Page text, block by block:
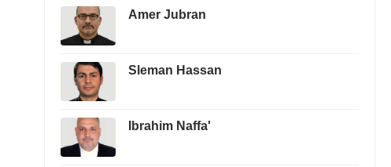
Amer Jubran
Sleman Hassan
Ibrahim Naffa'